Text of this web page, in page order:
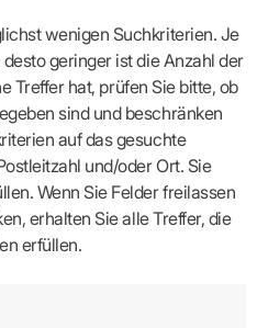
wenigen Suchkriterien. Je
geringer ist die Anzahl der
Treffer hat, prüfen Sie bitte, ob
sind und beschränken
auf das gesuchte
und/oder Ort. Sie
Wenn Sie Felder freilassen
erhalten Sie alle Treffer, die
erfüllen.